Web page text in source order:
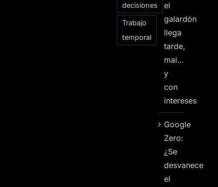
decisiones
Trabajo
temporal
el
galardón
llega
tarde,
mal…
y
con
intereses
Google
Zero:
¿Se
desvanece
el